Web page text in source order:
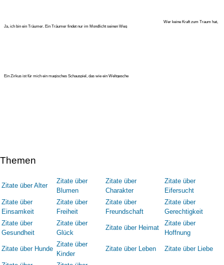
Ja, ich bin ein Träumer. Ein Träumer findet nur im Mondlicht seinen Weg
Wer keine Kraft zum Traum hat,
Ein Zirkus ist für mich ein magisches Schauspiel, das wie ein Weltgesche
Themen
Zitate über Alter
Zitate über
Blumen
Zitate über
Charakter
Zitate über
Eifersucht
Zitate über
Einsamkeit
Zitate über
Freiheit
Zitate über
Freundschaft
Zitate über
Gerechtigkeit
Zitate über
Gesundheit
Zitate über
Glück
Zitate über Heimat
Zitate über
Hoffnung
Zitate über Hunde
Zitate über
Kinder
Zitate über Leben Zitate über Liebe